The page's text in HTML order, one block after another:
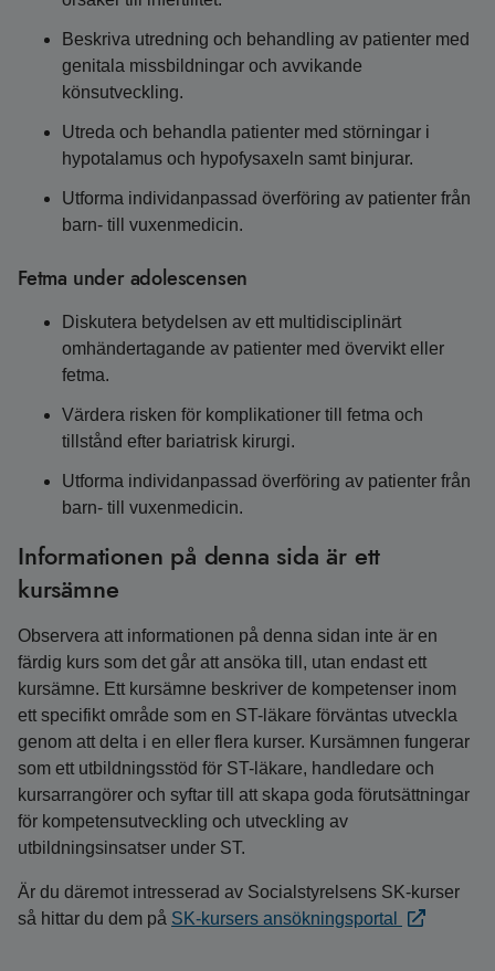
Beskriva utredning och behandling av patienter med
genitala missbildningar och avvikande
könsutveckling.
Utreda och behandla patienter med störningar i
hypotalamus och hypofysaxeln samt binjurar.
Utforma individanpassad överföring av patienter från
barn- till vuxenmedicin.
Fetma under adolescensen
Diskutera betydelsen av ett multidisciplinärt
omhändertagande av patienter med övervikt eller
fetma.
Värdera risken för komplikationer till fetma och
tillstånd efter bariatrisk kirurgi.
Utforma individanpassad överföring av patienter från
barn- till vuxenmedicin.
Informationen på denna sida är ett
kursämne
Observera att informationen på denna sidan inte är en
färdig kurs som det går att ansöka till, utan endast ett
kursämne. Ett kursämne beskriver de kompetenser inom
ett specifikt område som en ST-läkare förväntas utveckla
genom att delta i en eller flera kurser. Kursämnen fungerar
som ett utbildningsstöd för ST-läkare, handledare och
kursarrangörer och syftar till att skapa goda förutsättningar
för kompetensutveckling och utveckling av
utbildningsinsatser under ST.
Är du däremot intresserad av Socialstyrelsens SK-kurser
så hittar du dem på SK-kursers ansökningsportal